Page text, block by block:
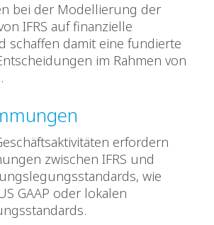
bei der Modellierung der
IFRS auf finanzielle
schaffen damit eine fundierte
im Rahmen von
erfordern
zwischen IFRS und
wie
GAAP oder lokalen